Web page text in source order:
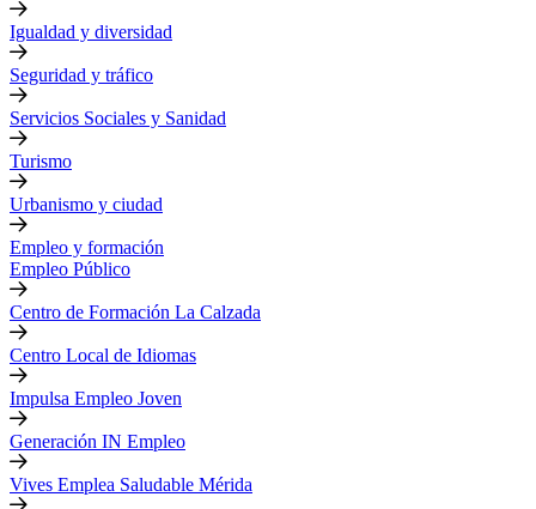
Igualdad y diversidad
Seguridad y tráfico
Servicios Sociales y Sanidad
Turismo
Urbanismo y ciudad
Empleo y formación
Empleo Público
Centro de Formación La Calzada
Centro Local de Idiomas
Impulsa Empleo Joven
Generación IN Empleo
Vives Emplea Saludable Mérida